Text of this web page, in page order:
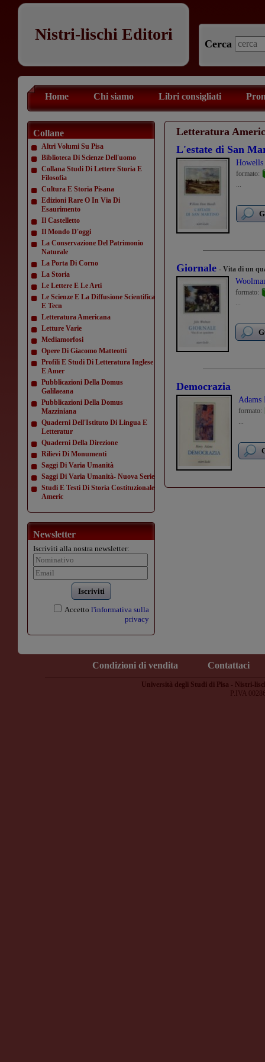
Nistri-lischi Editori
Cerca
Home Chi siamo Libri consigliati
Collane
Altri Volumi Su Pisa
Biblioteca Di Scienze Dell'uomo
Collana Studi Di Lettere Storia E
Filosofia
Cultura E Storia Pisana
Edizioni Rare O In Via Di
Esaurimento
Il Castelletto
Il Mondo D'oggi
La Conservazione Del Patrimonio
Naturale
La Porta Di Corno
La Storia
Le Lettere E Le Arti
Le Scienze E La Diffusione Scientifica
E Tecn
Letteratura Americana
Letture Varie
Mediamorfosi
Opere Di Giacomo Matteotti
Profili E Studi Di Letteratura Inglese
E Amer
Pubblicazioni Della Domus
Galilaeana
Pubblicazioni Della Domus
Mazziniana
Quaderni Dell'Istituto Di Lingua E
Letteratur
Quaderni Della Direzione
Rilievi Di Monumenti
Saggi Di Varia Umanità
Saggi Di Varia Umanità- Nuova Serie
Studi E Testi Di Storia Costituzionale
Americ
Newsletter
Iscriviti alla nostra newsletter:
Iscriviti
Accetto l'informativa sulla
privacy
Letteratura
L'estate di San
formato:
...
Giornale - Vita di un
formato:
...
Democrazia
Adams
formato:
...
Condizioni di vendita Contattaci
Università degli Studi di Pisa - Nistri-
P.IVA